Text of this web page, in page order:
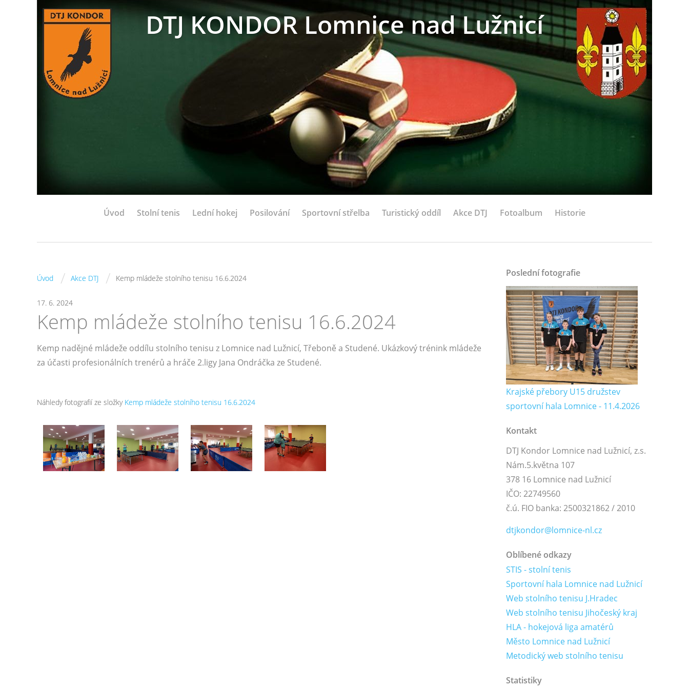
DTJ KONDOR Lomnice nad Lužnicí
Úvod Stolní tenis Lední hokej Posilování Sportovní střelba Turistický oddíl Akce DTJ Fotoalbum Historie
Úvod / Akce DTJ / Kemp mládeže stolního tenisu 16.6.2024
17. 6. 2024
Kemp mládeže stolního tenisu 16.6.2024
Kemp nadějné mládeže oddílu stolního tenisu z Lomnice nad Lužnicí, Třeboně a Studené. Ukázkový trénink mládeže
za účasti profesionálních trenérů a hráče 2.ligy Jana Ondráčka ze Studené.
Náhledy fotografií ze složky Kemp mládeže stolního tenisu 16.6.2024
Poslední fotografie
Krajské přebory U15 družstev
sportovní hala Lomnice - 11.4.2026
Kontakt
DTJ Kondor Lomnice nad Lužnicí, z.s.
Nám.5.května 107
378 16 Lomnice nad Lužnicí
IČO: 22749560
č.ú. FIO banka: 2500321862 / 2010
dtjkondor@lomnice-nl.cz
Oblíbené odkazy
STIS - stolní tenis
Sportovní hala Lomnice nad Lužnicí
Web stolního tenisu J.Hradec
Web stolního tenisu Jihočeský kraj
HLA - hokejová liga amatérů
Město Lomnice nad Lužnicí
Metodický web stolního tenisu
Statistiky